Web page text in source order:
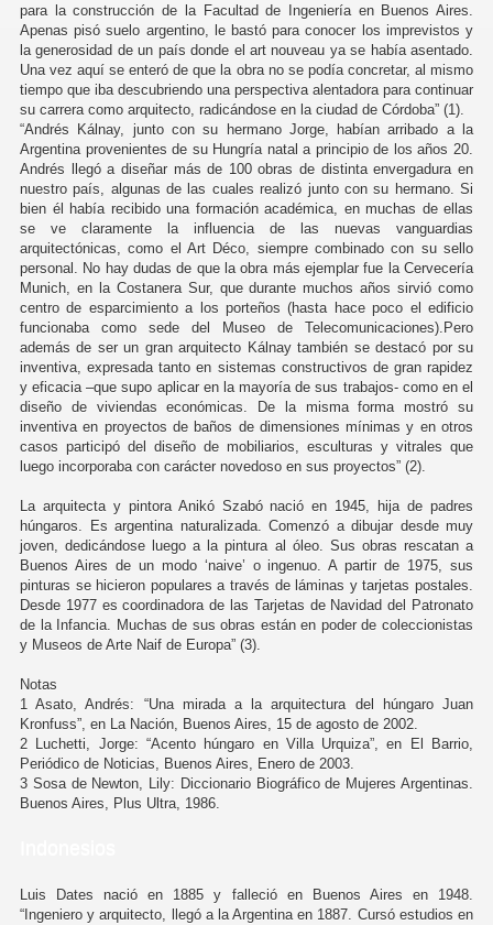
para la construcción de la Facultad de Ingeniería en Buenos Aires.
Apenas pisó suelo argentino, le bastó para conocer los imprevistos y
la generosidad de un país donde el art nouveau ya se había asentado.
Una vez aquí se enteró de que la obra no se podía concretar, al mismo
tiempo que iba descubriendo una perspectiva alentadora para continuar
su carrera como arquitecto, radicándose en la ciudad de Córdoba” (1).
“Andrés Kálnay, junto con su hermano Jorge, habían arribado a la
Argentina provenientes de su Hungría natal a principio de los años 20.
Andrés llegó a diseñar más de 100 obras de distinta envergadura en
nuestro país, algunas de las cuales realizó junto con su hermano. Si
bien él había recibido una formación académica, en muchas de ellas
se ve claramente la influencia de las nuevas vanguardias
arquitectónicas, como el Art Déco, siempre combinado con su sello
personal. No hay dudas de que la obra más ejemplar fue la Cervecería
Munich, en la Costanera Sur, que durante muchos años sirvió como
centro de esparcimiento a los porteños (hasta hace poco el edificio
funcionaba como sede del Museo de Telecomunicaciones).Pero
además de ser un gran arquitecto Kálnay también se destacó por su
inventiva, expresada tanto en sistemas constructivos de gran rapidez
y eficacia –que supo aplicar en la mayoría de sus trabajos- como en el
diseño de viviendas económicas. De la misma forma mostró su
inventiva en proyectos de baños de dimensiones mínimas y en otros
casos participó del diseño de mobiliarios, esculturas y vitrales que
luego incorporaba con carácter novedoso en sus proyectos” (2).
La arquitecta y pintora Anikó Szabó nació en 1945, hija de padres
húngaros. Es argentina naturalizada. Comenzó a dibujar desde muy
joven, dedicándose luego a la pintura al óleo. Sus obras rescatan a
Buenos Aires de un modo ‘naive’ o ingenuo. A partir de 1975, sus
pinturas se hicieron populares a través de láminas y tarjetas postales.
Desde 1977 es coordinadora de las Tarjetas de Navidad del Patronato
de la Infancia. Muchas de sus obras están en poder de coleccionistas
y Museos de Arte Naif de Europa” (3).
Notas
1 Asato, Andrés: “Una mirada a la arquitectura del húngaro Juan
Kronfuss”, en La Nación, Buenos Aires, 15 de agosto de 2002.
2 Luchetti, Jorge: “Acento húngaro en Villa Urquiza”, en El Barrio,
Periódico de Noticias, Buenos Aires, Enero de 2003.
3 Sosa de Newton, Lily: Diccionario Biográfico de Mujeres Argentinas.
Buenos Aires, Plus Ultra, 1986.
Luis Dates nació en 1885 y falleció en Buenos Aires en 1948.
“Ingeniero y arquitecto, llegó a la Argentina en 1887. Cursó estudios en